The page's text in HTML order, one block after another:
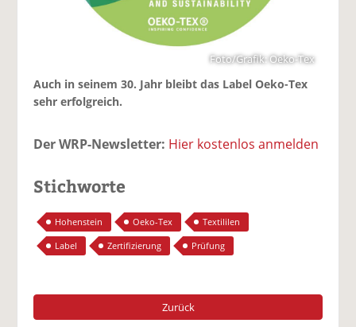
Foto/Grafik: Oeko-Tex
Auch in seinem 30. Jahr bleibt das Label Oeko-Tex
sehr erfolgreich.
Der WRP-Newsletter: Hier kostenlos anmelden
Stichworte
Hohenstein Oeko-Tex
Textililen
Label
Zertifizierung Prüfung
Zurück